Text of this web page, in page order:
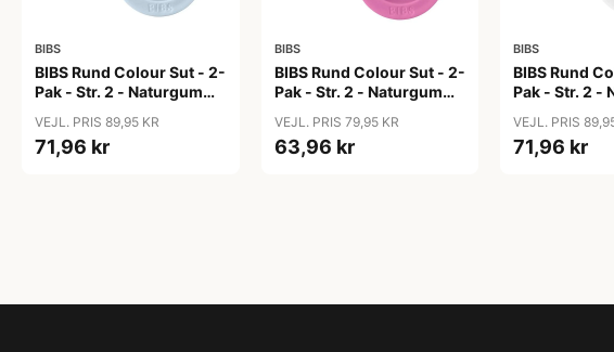
BIBS
BIBS Rund Colour Sut - 2-
Pak - Str. 2 - Naturgummi
VEJL. PRIS 89,95 KR
71,96 kr
BIBS
BIBS Rund Colour Sut - 2-
Pak - Str. 2 - Naturgummi
VEJL. PRIS 79,95 KR
63,96 kr
BIBS
BIBS Rund
Pak - Str. 2 -
VEJL. PRIS
71,96 kr